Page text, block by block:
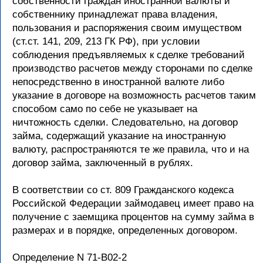
собственнику принадлежат права владения,
пользования и распоряжения своим имуществом
(ст.ст. 141, 209, 213 ГК РФ), при условии
соблюдения предъявляемых к сделке требований
производство расчетов между сторонами по сделке
непосредственно в иностранной валюте либо
указание в договоре на возможность расчетов таким
способом само по себе не указывает на
ничтожность сделки. Следовательно, на договор
займа, содержащий указание на иностранную
валюту, распространяются те же правила, что и на
договор займа, заключенный в рублях.
В соответствии со ст. 809 Гражданского кодекса
Российской Федерации займодавец имеет право на
получение с заемщика процентов на сумму займа в
размерах и в порядке, определенных договором.
Определение N 71-В02-2